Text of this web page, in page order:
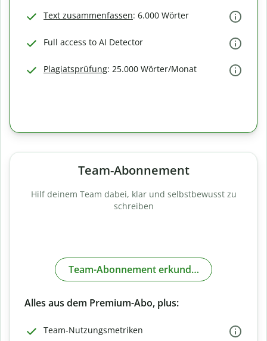
Text zusammenfassen: 6.000 Wörter
Full access to AI Detector
Plagiatsprüfung: 25.000 Wörter/Monat
Team-Abonnement
Hilf deinem Team dabei, klar und selbstbewusst zu
schreiben
Team-Abonnement erkunden
Alles aus dem Premium-Abo, plus:
Team-Nutzungsmetriken